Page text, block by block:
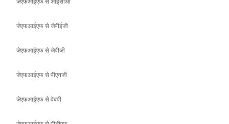
जेएफआईएफ से जेपीजी
जेएफआईएफ से पीएनजी
जेएफआईएफ से वेबपी
जेएफआईएफ से पीडीएफ
जेएफआईएफ से एसवीजी